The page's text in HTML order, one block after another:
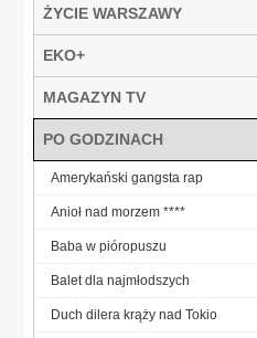
ŻYCIE WARSZAWY
EKO+
MAGAZYN TV
PO GODZINACH
Amerykański gangsta rap
Anioł nad morzem ****
Baba w pióropuszu
Balet dla najmłodszych
Duch dilera krąży nad Tokio